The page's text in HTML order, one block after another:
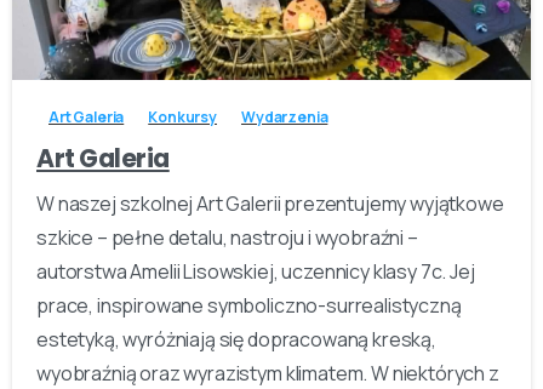
-
Art Galeria Konkursy Wydarzenia
Art Galeria
W naszej szkolnej Art Galerii prezentujemy wyjątkowe
szkice – pełne detalu, nastroju i wyobraźni –
autorstwa Amelii Lisowskiej, uczennicy klasy 7c. Jej
prace, inspirowane symboliczno-surrealistyczną
estetyką, wyróżniają się dopracowaną kreską,
wyobraźnią oraz wyrazistym klimatem. W niektórych z